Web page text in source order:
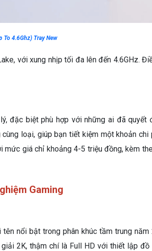
To 4.6Ghz) Tray New
với xung nhịp tối đa lên đến 4.6GHz.
đặc biệt phù hợp với những ai đã
loại, giúp bạn tiết kiệm một khoản
mức giá chỉ khoảng 4-5 triệu đồng, kèm
Gaming
nổi bật trong phân khúc tầm trung năm
2K, thậm chí là Full HD với thiết lập